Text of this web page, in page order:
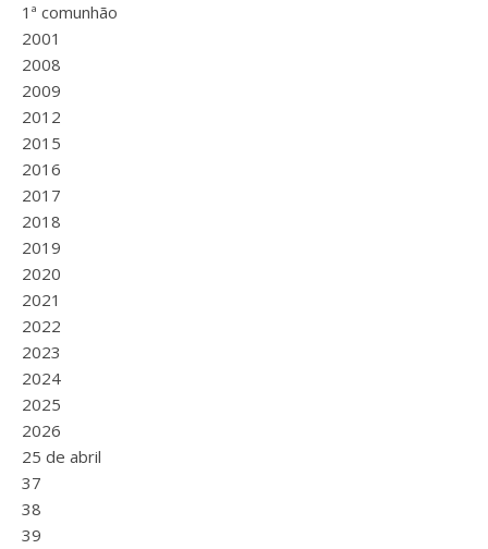
1ª comunhão
2001
2008
2009
2012
2015
2016
2017
2018
2019
2020
2021
2022
2023
2024
2025
2026
25 de abril
37
38
39